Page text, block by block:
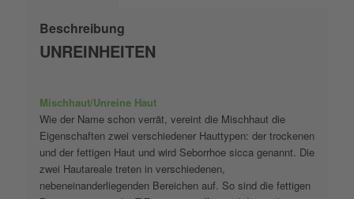
Beschreibung
UNREINHEITEN
Mischhaut/Unreine Haut
Wie der Name schon verrät, vereint die Mischhaut die
Eigenschaften zwei verschiedener Hauttypen: der trockenen
und der fettigen Haut und wird Seborrhoe sicca genannt. Die
zwei Hautareale treten in verschiedenen,
nebeneinanderliegenden Bereichen auf. So sind die fettigen